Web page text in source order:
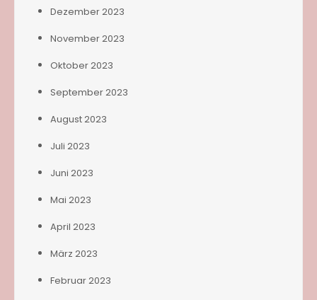
Dezember 2023
November 2023
Oktober 2023
September 2023
August 2023
Juli 2023
Juni 2023
Mai 2023
April 2023
März 2023
Februar 2023